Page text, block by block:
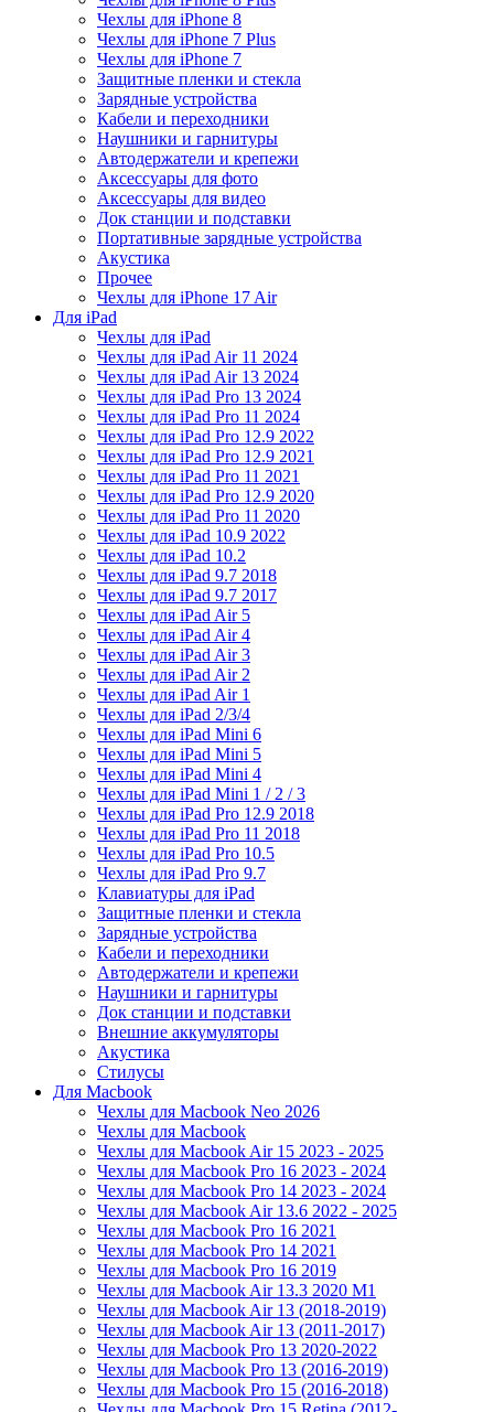
Чехлы для iPhone 8
Чехлы для iPhone 7 Plus
Чехлы для iPhone 7
Защитные пленки и стекла
Зарядные устройства
Кабели и переходники
Наушники и гарнитуры
Автодержатели и крепежи
Аксессуары для фото
Аксессуары для видео
Док станции и подставки
Портативные зарядные устройства
Акустика
Прочее
Чехлы для iPhone 17 Air
Для iPad
Чехлы для iPad
Чехлы для iPad Air 11 2024
Чехлы для iPad Air 13 2024
Чехлы для iPad Pro 13 2024
Чехлы для iPad Pro 11 2024
Чехлы для iPad Pro 12.9 2022
Чехлы для iPad Pro 12.9 2021
Чехлы для iPad Pro 11 2021
Чехлы для iPad Pro 12.9 2020
Чехлы для iPad Pro 11 2020
Чехлы для iPad 10.9 2022
Чехлы для iPad 10.2
Чехлы для iPad 9.7 2018
Чехлы для iPad 9.7 2017
Чехлы для iPad Air 5
Чехлы для iPad Air 4
Чехлы для iPad Air 3
Чехлы для iPad Air 2
Чехлы для iPad Air 1
Чехлы для iPad 2/3/4
Чехлы для iPad Mini 6
Чехлы для iPad Mini 5
Чехлы для iPad Mini 4
Чехлы для iPad Mini 1 / 2 / 3
Чехлы для iPad Pro 12.9 2018
Чехлы для iPad Pro 11 2018
Чехлы для iPad Pro 10.5
Чехлы для iPad Pro 9.7
Клавиатуры для iPad
Защитные пленки и стекла
Зарядные устройства
Кабели и переходники
Автодержатели и крепежи
Наушники и гарнитуры
Док станции и подставки
Внешние аккумуляторы
Акустика
Стилусы
Для Macbook
Чехлы для Macbook Neo 2026
Чехлы для Macbook
Чехлы для Macbook Air 15 2023 - 2025
Чехлы для Macbook Pro 16 2023 - 2024
Чехлы для Macbook Pro 14 2023 - 2024
Чехлы для Macbook Air 13.6 2022 - 2025
Чехлы для Macbook Pro 16 2021
Чехлы для Macbook Pro 14 2021
Чехлы для Macbook Pro 16 2019
Чехлы для Macbook Air 13.3 2020 M1
Чехлы для Macbook Air 13 (2018-2019)
Чехлы для Macbook Air 13 (2011-2017)
Чехлы для Macbook Pro 13 2020-2022
Чехлы для Macbook Pro 13 (2016-2019)
Чехлы для Macbook Pro 15 (2016-2018)